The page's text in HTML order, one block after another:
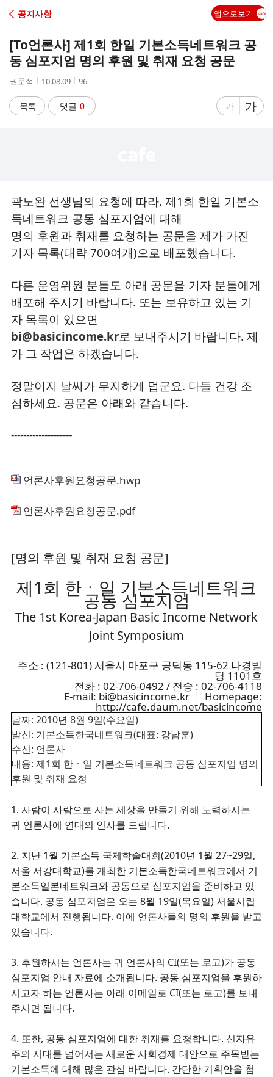
C
A
공지사항 앱으로보기
[To언론사] 제1회 한일 기본소득네트워크 공
동 심포지엄 명의 후원 및 취재 요청 공문
작
자
권문석
작
시
간
10.08.09
조
수
96
목록 댓글 0
글
게
가
글
자
게
가
곽노완 선생님의 요청에 따라, 제1회 한일 기본소
득네트워크 공동 심포지엄에 대해
명의 후원과 취재를 요청하는 공문을 제가 가진
기자 목록(대략 700여개)으로 배포했습니다.
다른 운영위원 분들도 아래 공문을 기자 분들에게
배포해 주시기 바랍니다. 또는 보유하고 있는 기
자 목록이 있으면
bi@basicincome.kr로 보내주시기 바랍니다. 제
가 그 작업은 하겠습니다.
정말이지 날씨가 무지하게 덥군요. 다들 건강 조
심하세요. 공문은 아래와 같습니다.
--------------------
언론사후원요청공문.hwp
언론사후원요청공문.pdf
[명의 후원 및 취재 요청 공문]
제1회 한ㆍ일 기본소득네트워크
공동 심포지엄
The 1st Korea-Japan Basic Income Network
Joint Symposium
주소 : (121-801) 서울시 마포구 공덕동 115-62 나경빌
딩 1101호
전화 : 02-706-0492 / 전송 : 02-706-4118
E-mail: bi@basicincome.kr ｜ Homepage:
http://cafe.daum.net/basicincome
날짜: 2010년 8월 9일(수요일)
발신: 기본소득한국네트워크(대표: 강남훈)
수신: 언론사
내용: 제1회 한ㆍ일 기본소득네트워크 공동 심포지엄 명의
후원 및 취재 요청
1. 사람이 사람으로 사는 세상을 만들기 위해 노력하시는
귀 언론사에 연대의 인사를 드립니다.
2. 지난 1월 기본소득 국제학술대회(2010년 1월 27~29일,
서울 서강대학교)를 개최한 기본소득한국네트워크에서 기
본소득일본네트워크와 공동으로 심포지엄을 준비하고 있
습니다. 공동 심포지엄은 오는 8월 19일(목요일) 서울시립
대학교에서 진행됩니다. 이에 언론사들의 명의 후원을 받고
있습니다.
3. 후원하시는 언론사는 귀 언론사의 CI(또는 로고)가 공동
심포지엄 안내 자료에 소개됩니다. 공동 심포지엄을 후원하
시고자 하는 언론사는 아래 이메일로 CI(또는 로고)를 보내
주시면 됩니다.
4. 또한, 공동 심포지엄에 대한 취재를 요청합니다. 신자유
주의 시대를 넘어서는 새로운 사회경제 대안으로 주목받는
기본소득에 대해 많은 관심 바랍니다. 간단한 기획안을 첨